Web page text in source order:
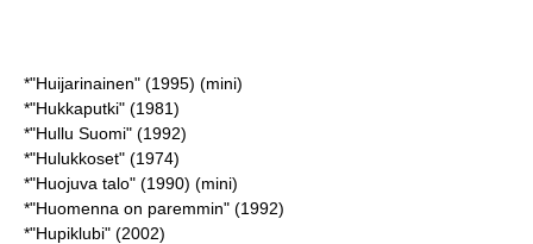
*"Huijarinainen" (1995) (mini)
*"Hukkaputki" (1981)
*"Hullu Suomi" (1992)
*"Hulukkoset" (1974)
*"Huojuva talo" (1990) (mini)
*"Huomenna on paremmin" (1992)
*"Hupiklubi" (2002)